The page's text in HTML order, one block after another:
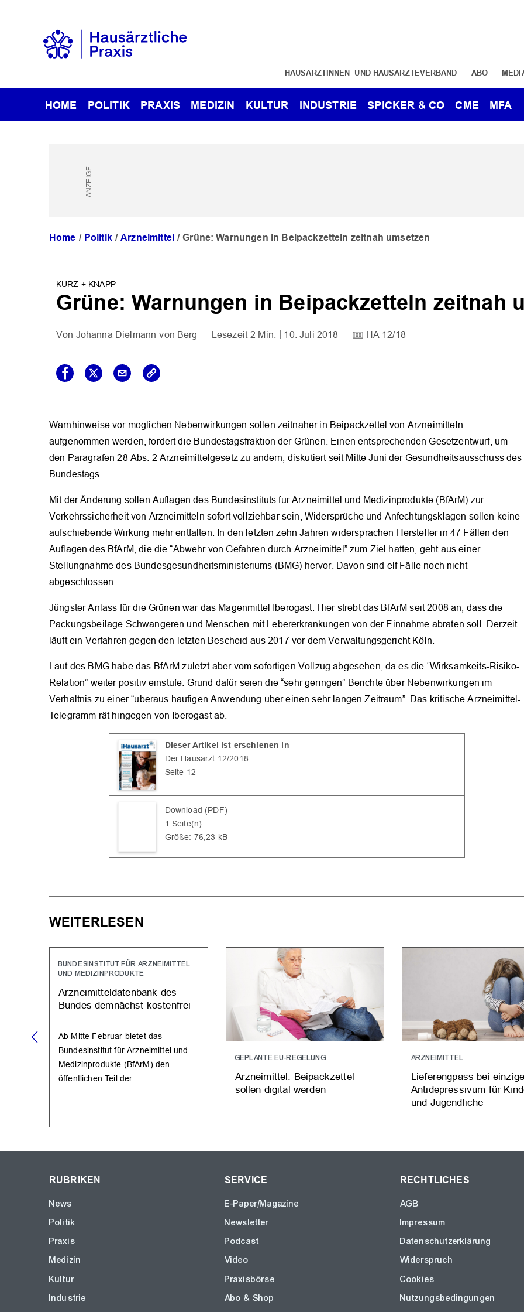
HAUSÄRZTINNEN- UND HAUSÄRZTEVERBAND ABO
HOME POLITIK PRAXIS MEDIZIN KULTUR INDUSTRIE SPICKER & CO CME MFA
Home Politik Arzneimittel Grüne: Warnungen in Beipackzetteln zeitnah umsetzen
KURZ + KNAPP
Grüne: Warnungen in Beipackzetteln zeitnah
Johanna Dielmann-von Berg 2 Min. 10. Juli 2018 HA 12/18
Warnhinweise vor möglichen Nebenwirkungen sollen zeitnaher in Beipackzettel von Arzneimitteln
aufgenommen werden, fordert die Bundestagsfraktion der Grünen. Einen entsprechenden Gesetzentwurf, um
den Paragrafen 28 Abs. 2 Arzneimittelgesetz zu ändern, diskutiert seit Mitte Juni der Gesundheitsausschuss des
Bundestags.
Mit der Änderung sollen Auflagen des Bundesinstituts für Arzneimittel und Medizinprodukte (BfArM) zur
Verkehrssicherheit von Arzneimitteln sofort vollziehbar sein, Widersprüche und Anfechtungsklagen sollen keine
aufschiebende Wirkung mehr entfalten. In den letzten zehn Jahren widersprachen Hersteller in 47 Fällen den
Auflagen des BfArM, die die “Abwehr von Gefahren durch Arzneimittel” zum Ziel hatten, geht aus einer
Stellungnahme des Bundesgesundheitsministeriums (BMG) hervor. Davon sind elf Fälle noch nicht
abgeschlossen.
Jüngster Anlass für die Grünen war das Magenmittel Iberogast. Hier strebt das BfArM seit 2008 an, dass die
Packungsbeilage Schwangeren und Menschen mit Lebererkrankungen von der Einnahme abraten soll. Derzeit
läuft ein Verfahren gegen den letzten Bescheid aus 2017 vor dem Verwaltungsgericht Köln.
Laut des BMG habe das BfArM zuletzt aber vom sofortigen Vollzug abgesehen, da es die “Wirksamkeits-Risiko-
Relation” weiter positiv einstufe. Grund dafür seien die “sehr geringen” Berichte über Nebenwirkungen im
Verhältnis zu einer “überaus häufigen Anwendung über einen sehr langen Zeitraum”. Das kritische Arzneimittel-
Telegramm rät hingegen von Iberogast ab.
Dieser Artikel ist erschienen in
Der Hausarzt 12/2018
Seite 12
Download (PDF)
1 Seite(n)
Größe: 76,23 kB
WEITERLESEN
BUNDESINSTITUT FÜR ARZNEIMITTEL
UND MEDIZINPRODUKTE
Arzneimitteldatenbank des
Bundes demnächst kostenfrei
Ab Mitte Februar bietet das
Bundesinstitut für Arzneimittel und
Medizinprodukte (BfArM) den
öffentlichen Teil der…
GEPLANTE EU-REGELUNG
Arzneimittel: Beipackzettel
sollen digital werden
ARZNEIMITTEL
Lieferengpass bei
Antidepressivum für
und Jugendliche
RUBRIKEN
News
Politik
Praxis
Medizin
Kultur
Industrie
SERVICE
E-Paper/Magazine
Newsletter
Podcast
Video
Praxisbörse
Abo & Shop
RECHTLICHES
AGB
Impressum
Datenschutzerklärung
Widerspruch
Cookies
Nutzungsbedingungen